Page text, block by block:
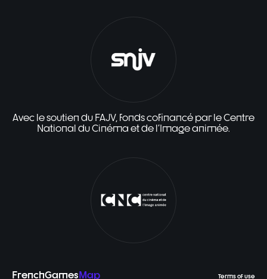
Avec le soutien du FAJV, fonds cofinancé par le Centre
National du Cinéma et de l'Image animée.
FrenchGamesMap Terms of use